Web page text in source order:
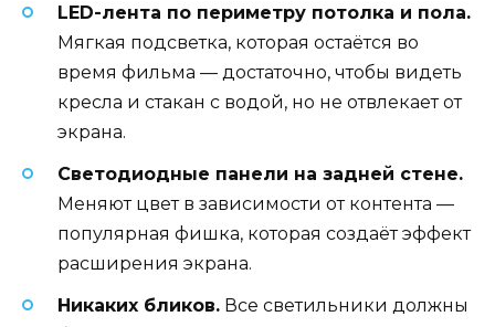
LED-лента по периметру потолка и пола.
Мягкая подсветка, которая остаётся во
время фильма — достаточно, чтобы видеть
кресла и стакан с водой, но не отвлекает от
экрана.
Светодиодные панели на задней стене.
Меняют цвет в зависимости от контента —
популярная фишка, которая создаёт эффект
расширения экрана.
Никаких бликов. Все светильники должны